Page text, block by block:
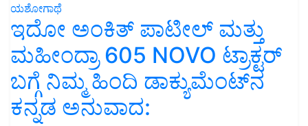
ಯಶೋಗಾಥೆ
ಇದೋ ಅಂಕಿತ್ ಪಾಟೀಲ್ ಮತ್ತು
ಮಹೀಂದ್ರಾ 605 NOVO ಟ್ರಾಕ್ಟರ್
ಬಗ್ಗೆ ನಿಮ್ಮ ಹಿಂದಿ ಡಾಕ್ಯುಮೆಂಟ್‌ನ
ಕನ್ನಡ ಅನುವಾದ: